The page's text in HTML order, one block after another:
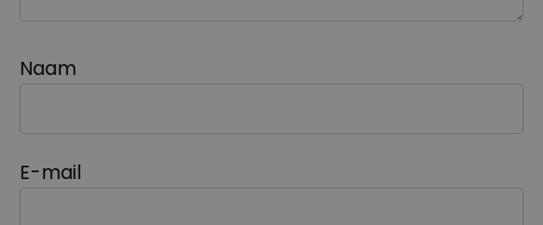
Naam
E-mail